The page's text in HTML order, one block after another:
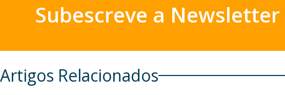
Subescreve a Newsletter
Artigos Relacionados